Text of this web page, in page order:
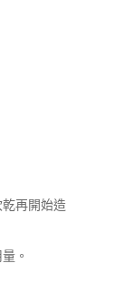
再開始造
。